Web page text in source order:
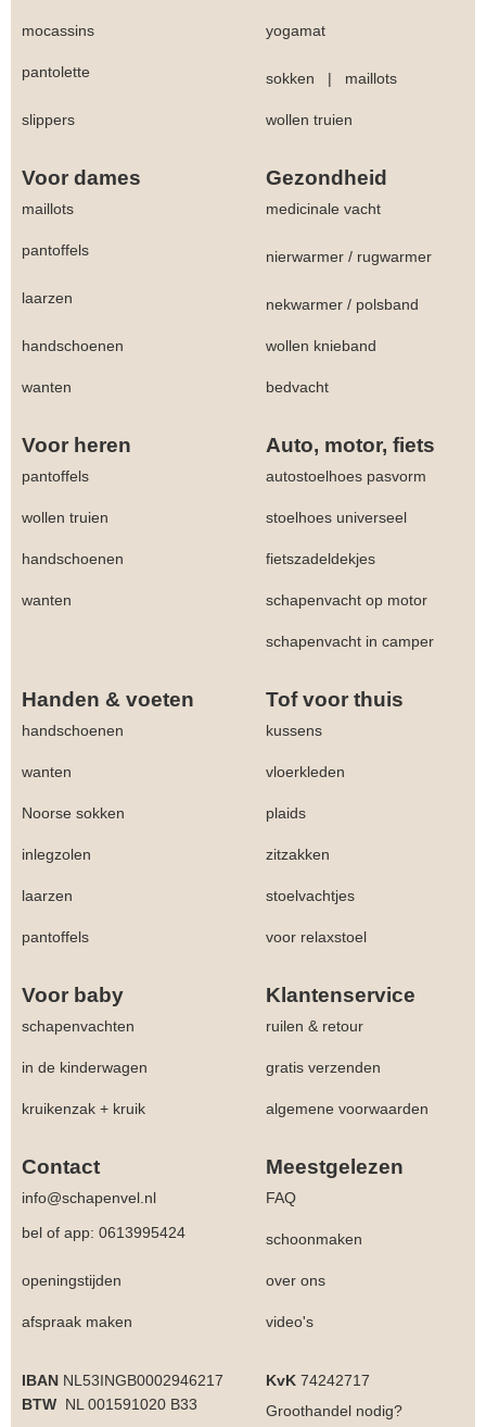
mocassins yogamat
pantolette sokken | maillots
slippers wollen truien
Voor dames Gezondheid
maillots medicinale vacht
pantoffels nierwarmer / rugwarmer
laarzen nekwarmer / polsband
handschoenen wollen knieband
wanten bedvacht
Voor heren Auto, motor, fiets
pantoffels autostoelhoes pasvorm
wollen truien stoelhoes universeel
handschoenen fietszadeldekjes
wanten schapenvacht op motor
schapenvacht in camper
Handen & voeten Tof voor thuis
handschoenen kussens
wanten vloerkleden
Noorse sokken plaids
inlegzolen zitzakken
laarzen stoelvachtjes
pantoffels voor relaxstoel
Voor baby Klantenservice
schapenvachten ruilen & retour
in de kinderwagen gratis verzenden
kruikenzak + kruik algemene voorwaarden
Contact Meestgelezen
info@schapenvel.nl
FAQ
bel of app: 0613995424
schoonmaken
openingstijden over ons
afspraak maken video's
IBAN NL53INGB0002946217 KvK 74242717
BTW NL 001591020 B33 Groothandel nodig?